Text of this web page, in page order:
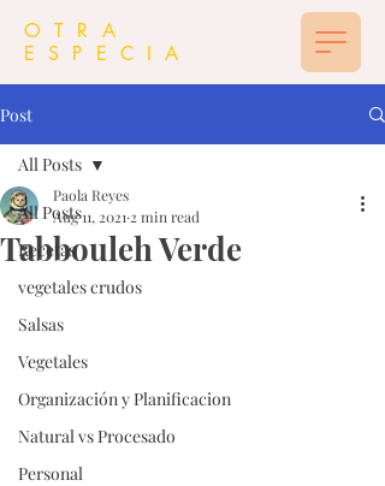
OTRA
ESPECIA
Post
All Posts
Recetas
vegetales crudos
Salsas
Vegetales
Organización y Planificacion
Natural vs Procesado
Personal
All Posts
Tabbouleh Verde
Paola Reyes
Aug 11, 2021 2 min read